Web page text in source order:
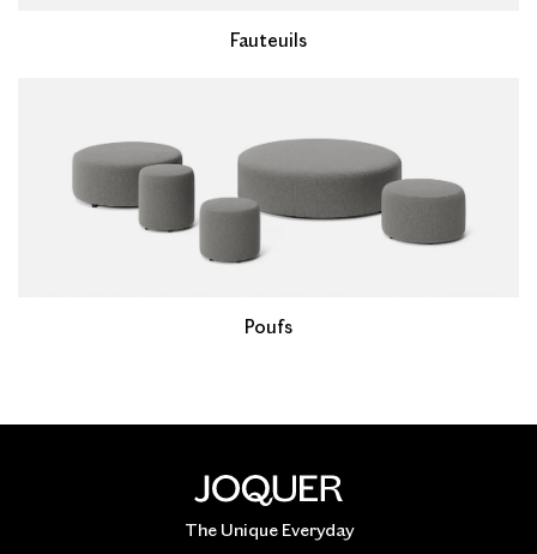
Fauteuils
Poufs
The Unique Everyday